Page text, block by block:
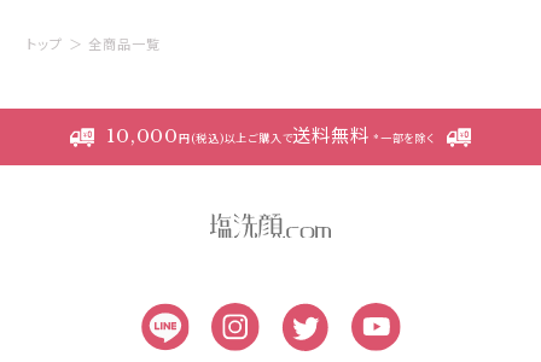
トップ ＞ 全商品一覧
10,000円(税込)以上ご購入で送料無料 *一部を除く